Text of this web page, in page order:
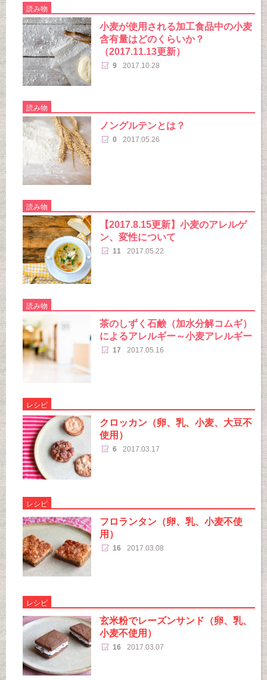
読み物
小麦が使用される加工食品中の小麦
含有量はどのくらいか？
（2017.11.13更新）
9 2017.10.28
読み物
ノングルテンとは？
0 2017.05.26
読み物
【2017.8.15更新】小麦のアレルゲ
ン、変性について
11 2017.05.22
読み物
茶のしずく石鹸（加水分解コムギ）
によるアレルギー～小麦アレルギー
17 2017.05.16
レシピ
クロッカン（卵、乳、小麦、大豆不
使用）
6 2017.03.17
レシピ
フロランタン（卵、乳、小麦不使
用）
16 2017.03.08
レシピ
玄米粉でレーズンサンド（卵、乳、
小麦不使用）
16 2017.03.07